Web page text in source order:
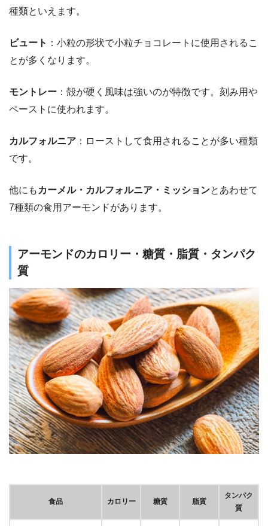
種類といえます。
ビュート ：小粒の形状で小粒チョコレートに使用されるこ
とが多くなります。
モントレー ：殻が硬く風味は強いのが特徴です。刻み用や
ペーストに使われます。
カルフォルニア ：ローストして食用されることが多い種類
です。
他にも カーメル・カルフォルニア・ミッションとあわせて
7種類の食用アーモンドがあります。
アーモンドのカロリー・糖質・脂質・タンパク
質
食品 カロリー 糖質 脂質
タンパク
質